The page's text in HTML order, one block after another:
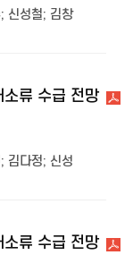
; 신성철; 김창
류 수급 전망
; 김다정; 신성
류 수급 전망